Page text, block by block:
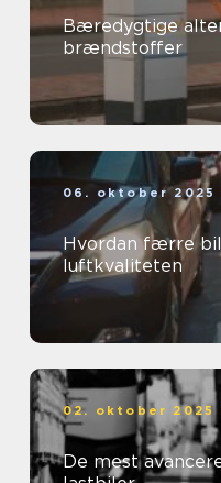
Bæredygtige
brændstoffer
06. oktober 2025
Hvordan færre
luftkvaliteten
02. oktober 2025
De mest